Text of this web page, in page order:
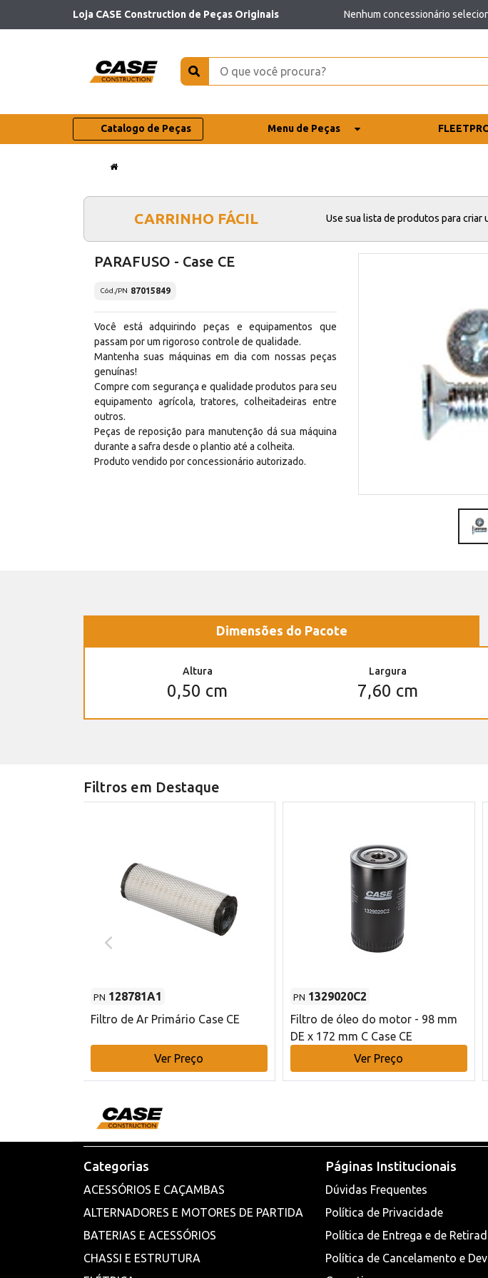
Loja CASE Construction de Peças Originais Nenhum concessionário
Catalogo de Peças Menu de Peças
CARRINHO FÁCIL Use sua lista de produtos para criar
PARAFUSO - Case CE
Cód./PN 87015849
Você está adquirindo peças e equipamentos que
passam por um rigoroso controle de qualidade.
Mantenha suas máquinas em dia com nossas peças
genuínas!
Compre com segurança e qualidade produtos para seu
equipamento agrícola, tratores, colheitadeiras entre
outros.
Peças de reposição para manutenção dá sua máquina
durante a safra desde o plantio até a colheita.
Produto vendido por concessionário autorizado.
Dimensões do Pacote
Altura
0,50 cm
Largura
7,60 cm
Filtros em Destaque
PN 128781A1
Filtro de Ar Primário Case CE
Ver Preço
PN 1329020C2
Filtro de óleo do motor - 98 mm
DE x 172 mm C Case CE
Ver Preço
Categorias
ACESSÓRIOS E CAÇAMBAS
ALTERNADORES E MOTORES DE PARTIDA
BATERIAS E ACESSÓRIOS
CHASSI E ESTRUTURA
Páginas Institucionais
Dúvidas Frequentes
Política de Privacidade
Política de Entrega e de
Política de Cancelamento e